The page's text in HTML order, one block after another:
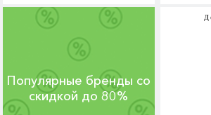
Популярные бренды со
скидкой до 80%